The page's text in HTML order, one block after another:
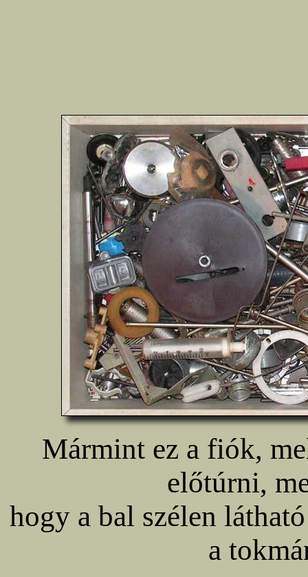
Mármint ez a fiók,
előtúrni,
hogy a bal szélen
a